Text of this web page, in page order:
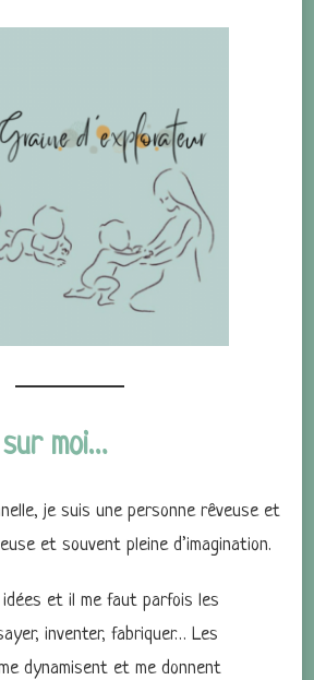
moi…
je suis une personne rêveuse et
et souvent pleine d’imagination.
idées et il me faut parfois les
inventer, fabriquer… Les
dynamisent et me donnent